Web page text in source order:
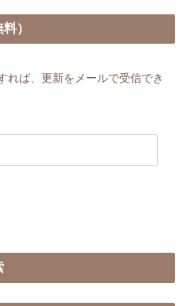
）
れば、更新をメールで受信でき